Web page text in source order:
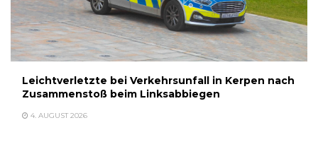
Leichtverletzte bei Verkehrsunfall in Kerpen nach
Zusammenstoß beim Linksabbiegen
4. AUGUST 2026